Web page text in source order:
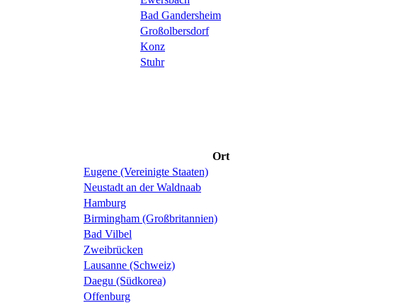
Bad Gandersheim
Großolbersdorf
Konz
Stuhr
Ort
Eugene (Vereinigte Staaten)
Neustadt an der Waldnaab
Hamburg
Birmingham (Großbritannien)
Bad Vilbel
Zweibrücken
Lausanne (Schweiz)
Daegu (Südkorea)
Offenburg